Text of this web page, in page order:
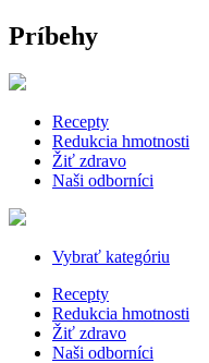
Príbehy
Recepty
Redukcia hmotnosti
Žiť zdravo
Naši odborníci
Vybrať kategóriu
Recepty
Redukcia hmotnosti
Žiť zdravo
Naši odborníci